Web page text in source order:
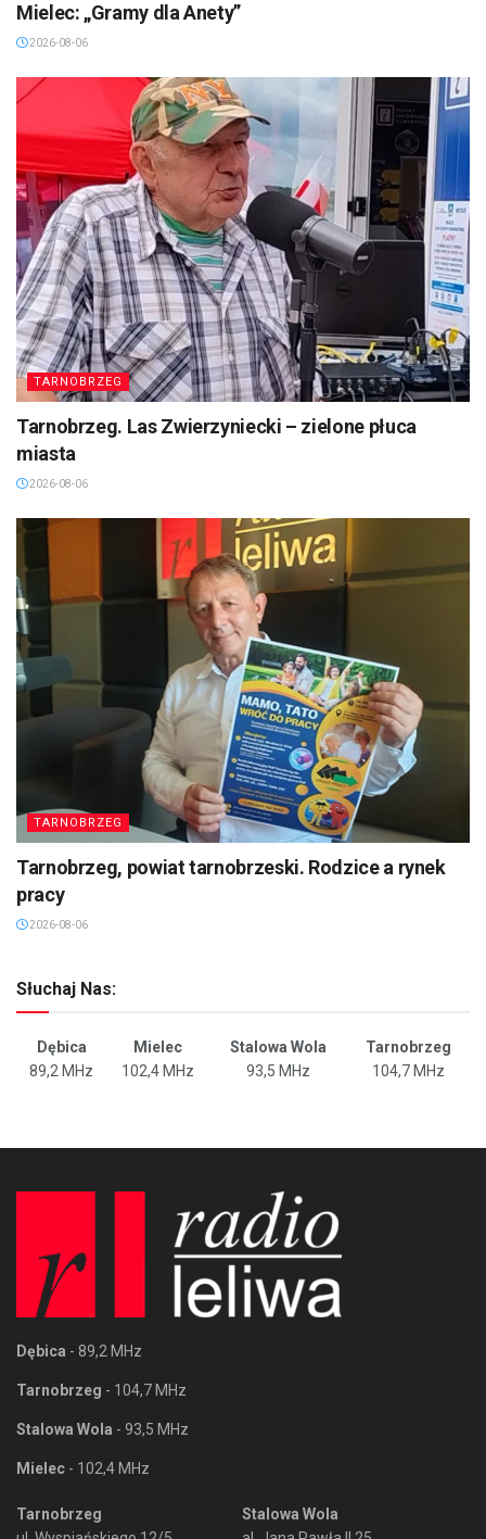
Mielec: „Gramy dla Anety”
2026-08-06
TARNOBRZEG
Tarnobrzeg. Las Zwierzyniecki – zielone płuca
miasta
2026-08-06
TARNOBRZEG
Tarnobrzeg, powiat tarnobrzeski. Rodzice a rynek
pracy
2026-08-06
Słuchaj Nas:
Dębica Mielec Stalowa Wola
Tarnobrzeg
89,2 MHz
102,4 MHz 93,5 MHz 104,7 MHz
Dębica - 89,2 MHz
Tarnobrzeg - 104,7 MHz
Stalowa Wola - 93,5 MHz
Mielec - 102,4 MHz
Tarnobrzeg
Stalowa Wola